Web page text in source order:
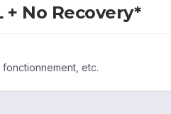
+ No Recovery*
etc.